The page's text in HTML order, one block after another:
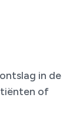
in de
of